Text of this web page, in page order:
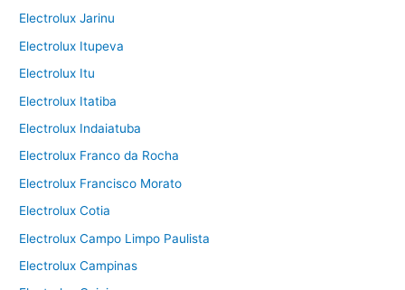
Electrolux Jarinu
Electrolux Itupeva
Electrolux Itu
Electrolux Itatiba
Electrolux Indaiatuba
Electrolux Franco da Rocha
Electrolux Francisco Morato
Electrolux Cotia
Electrolux Campo Limpo Paulista
Electrolux Campinas